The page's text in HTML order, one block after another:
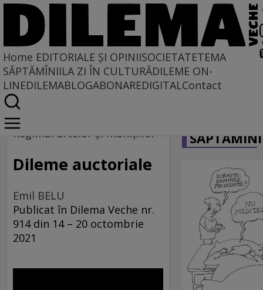
Home EDITORIALE ȘI OPINIISOCIETATETEMA
SĂPTĂMÎNIILA ZI ÎN CULTURĂDILEME ON-
LINEDILEMABLOGABONAREDIGITALContact
Home
Caleidoscopie
Regimul artelor şi muniţiilor
Dileme auctoriale
Emil BELU
Publicat în Dilema Veche nr.
914 din 14 – 20 octombrie
2021